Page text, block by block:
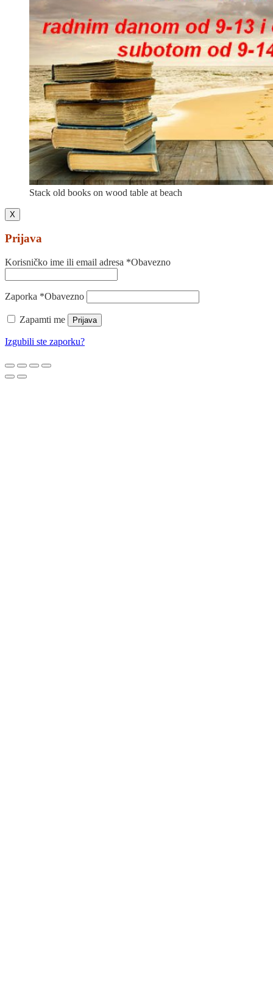
Stack old books on wood table at beach
X
Prijava
Korisničko ime ili email adresa *Obavezno
Zaporka *Obavezno
Zapamti me Prijava
Izgubili ste zaporku?